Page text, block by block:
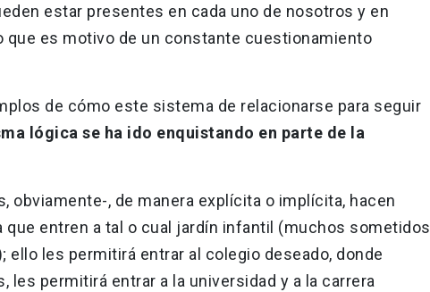
estar presentes en cada uno de nosotros y en
es motivo de un constante cuestionamiento
de cómo este sistema de relacionarse para seguir
lógica se ha ido enquistando en parte de la
obviamente-, de manera explícita o implícita, hacen
que entren a tal o cual jardín infantil (muchos sometidos
ello les permitirá entrar al colegio deseado, donde
les permitirá entrar a la universidad y a la carrera